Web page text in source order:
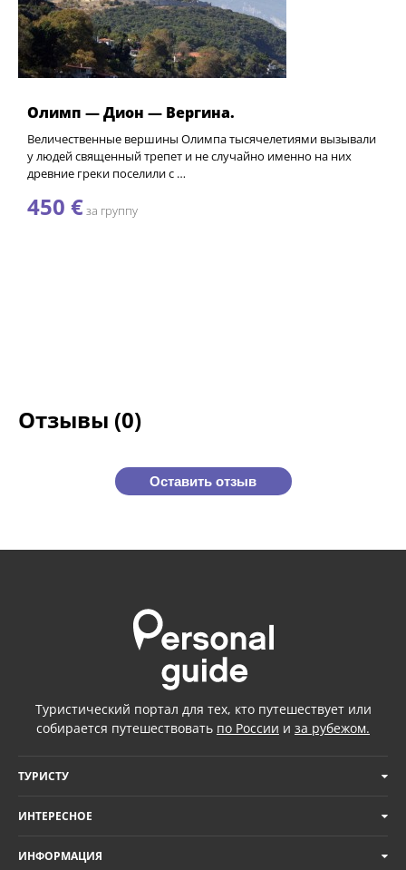
Олимп — Дион — Вергина.
Величественные вершины Олимпа тысячелетиями вызывали
у людей священный трепет и не случайно именно на них
древние греки поселили с …
450 €за группу
Отзывы (0)
Оставить отзыв
Туристический портал для тех, кто путешествует или
собирается путешествовать по России и за рубежом.
ТУРИСТУ
ИНТЕРЕСНОЕ
ИНФОРМАЦИЯ